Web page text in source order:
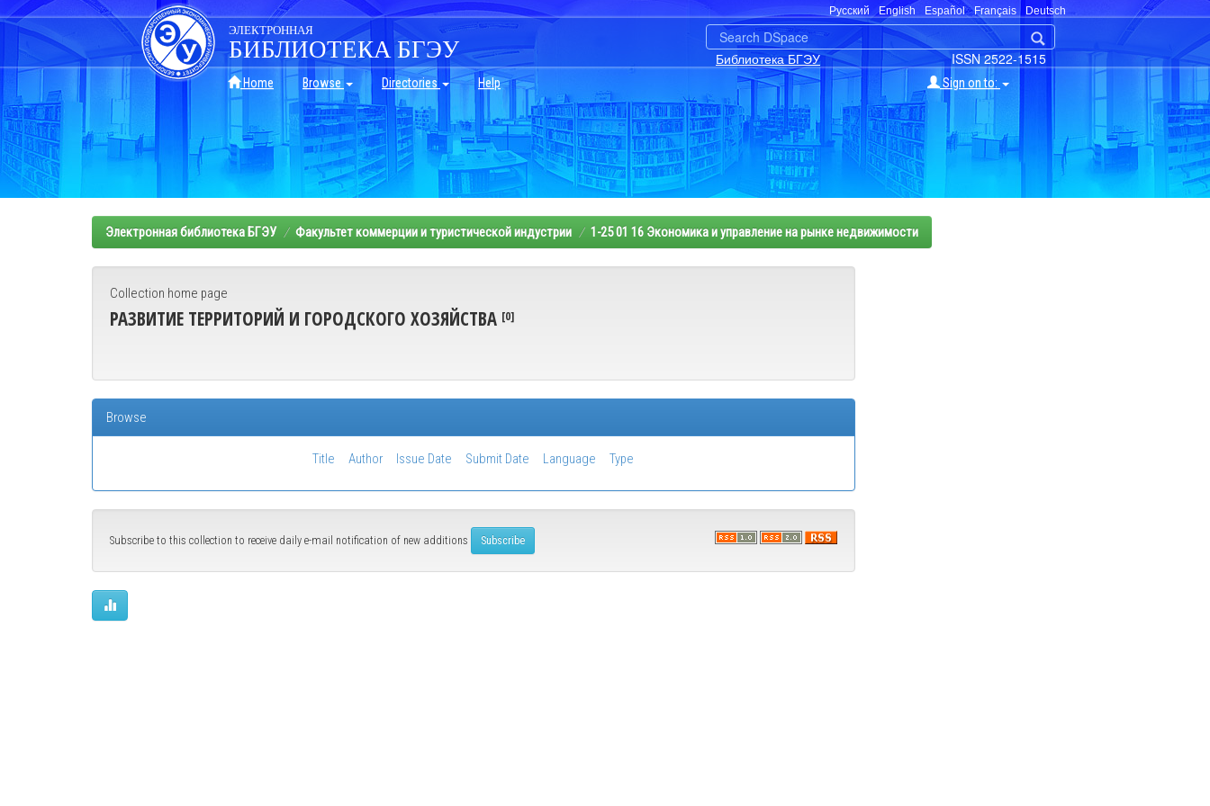
Skip
navigation
Русский English Español Français Deutsch
ISSN 2522-1515
Библиотека БГЭУ
ЭЛЕКТРОННАЯ
БИБЛИОТЕКА БГЭУ
Home Browse Directories Help Sign on to:
Электронная библиотека БГЭУ Факультет коммерции и туристической индустрии 1-25 01 16 Экономика и управление на рынке недвижимости
Collection home page
РАЗВИТИЕ ТЕРРИТОРИЙ И ГОРОДСКОГО ХОЗЯЙСТВА [0]
Browse
Title Author Issue Date Submit Date Language Type
Subscribe to this collection to receive daily e-mail notification of new additions